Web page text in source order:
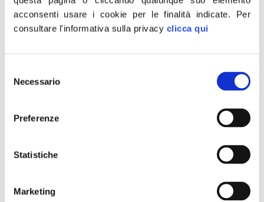
acconsenti usare i cookie per le finalità indicate. Per
consultare l'informativa sulla privacy clicca qui
delNecessario
Preferenze
Statistiche
Marketing
Italia. L’assurdità è che si richiama la società
al rispetto del regolamento comunale che
sindaco di turno. In questo caso chi agisce in
contrasto con la Costituzione italiana
perseguendo libere opinioni politiche che non
condivide e dà per assodato il diritto, non
riconosciuto dalle nostre norme, di prendere
un utero in locazione, commette due reati.
al ministro della Famiglia con